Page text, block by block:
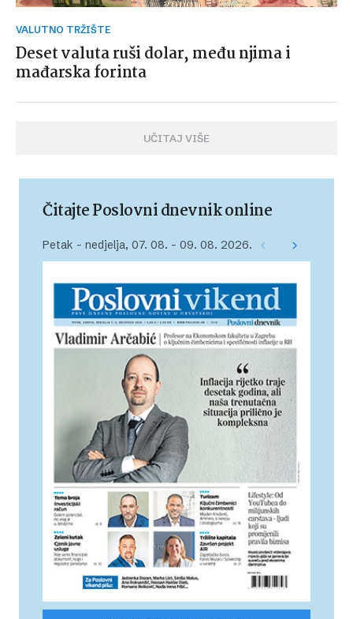
VALUTNO TRŽIŠTE
Deset valuta ruši dolar, među njima i
mađarska forinta
UČITAJ VIŠE
Čitajte Poslovni dnevnik online
Petak – nedjelja, 07. 08. – 09. 08. 2026.